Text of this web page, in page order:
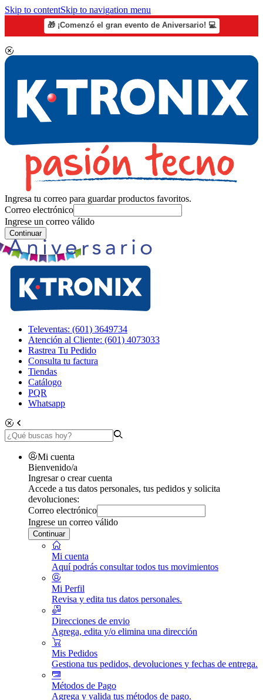
Skip to contentSkip to navigation menu
🎁 ¡Comenzó el gran evento de Aniversario! 💻
Ingresa tu correo para guardar productos favoritos.
Correo electrónico
Ingrese un correo válido
Continuar
Televentas: (601) 3649734
Atención al Cliente: (601) 4073033
Rastrea Tu Pedido
Consulta tu factura
Tiendas
Catálogo
PQR
Whatsapp
Mi cuenta
Bienvenido/a
Ingresar o crear cuenta
Accede a tus datos personales, tus pedidos y solicita
devoluciones:
Correo electrónico
Ingrese un correo válido
Continuar
Mi cuenta
Aquí podrás consultar todos tus movimientos
Mi Perfil
Revisa y edita tus datos personales.
Direcciones de envio
Agrega, edita y/o elimina una dirección
Mis Pedidos
Gestiona tus pedidos, devoluciones y fechas de entrega.
Métodos de Pago
Agrega y valida tus métodos de pago.